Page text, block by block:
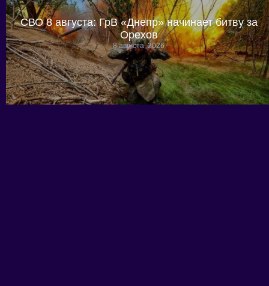
СВО 8 августа: ГрВ «Днепр» начинает битву за
Орехов
8 августа, 2026